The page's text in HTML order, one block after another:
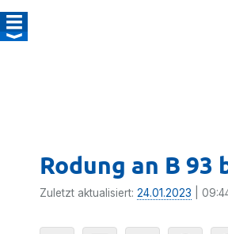
Rodung an B
Zuletzt aktualisiert: 24.01.2023 |